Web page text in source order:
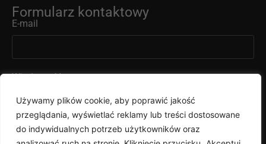
Używamy plików cookie, aby poprawić jakość
przeglądania, wyświetlać reklamy lub treści dostosowane
do indywidualnych potrzeb użytkowników oraz
Formularz kontaktowy
E-mail
Wiadomość